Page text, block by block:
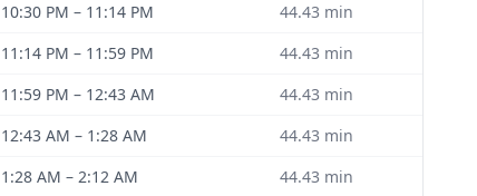
10:30 PM – 11:14 PM 44.43 min
11:14 PM – 11:59 PM 44.43 min
11:59 PM – 12:43 AM 44.43 min
12:43 AM – 1:28 AM 44.43 min
1:28 AM – 2:12 AM 44.43 min